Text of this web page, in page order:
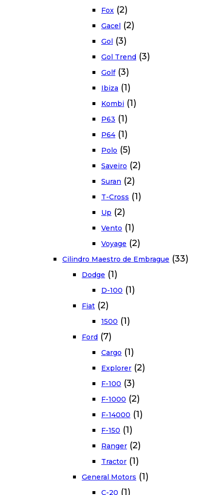
Fox (2)
Gacel (2)
Gol (3)
Gol Trend (3)
Golf (3)
Ibiza (1)
Kombi (1)
P63 (1)
P64 (1)
Polo (5)
Saveiro (2)
Suran (2)
T-Cross (1)
Up (2)
Vento (1)
Voyage (2)
Cilindro Maestro de Embrague (33)
Dodge (1)
D-100 (1)
Fiat (2)
1500 (1)
Ford (7)
Cargo (1)
Explorer (2)
F-100 (3)
F-1000 (2)
F-14000 (1)
F-150 (1)
Ranger (2)
Tractor (1)
General Motors (1)
C-20 (1)